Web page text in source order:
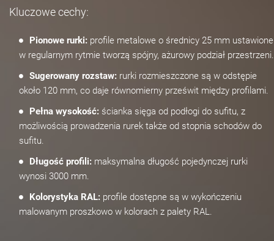
Kluczowe cechy:
Pionowe rurki: profile metalowe o średnicy 25 mm ustawione
w regularnym rytmie tworzą spójny, ażurowy podział przestrzeni.
Sugerowany rozstaw: rurki rozmieszczone są w odstępie
około 120 mm, co daje równomierny prześwit między profilami.
Pełna wysokość: ścianka sięga od podłogi do sufitu, z
możliwością prowadzenia rurek także od stopnia schodów do
sufitu.
Długość profili: maksymalna długość pojedynczej rurki
wynosi 3000 mm.
Kolorystyka RAL: profile dostępne są w wykończeniu
malowanym proszkowo w kolorach z palety RAL.